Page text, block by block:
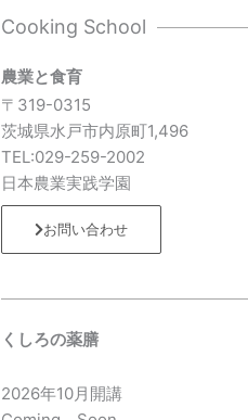
Cooking School
農業と食育
〒319-0315
茨城県水戸市内原町1,496
TEL:029-259-2002
日本農業実践学園
お問い合わせ
くしろの薬膳
2026年10月開講